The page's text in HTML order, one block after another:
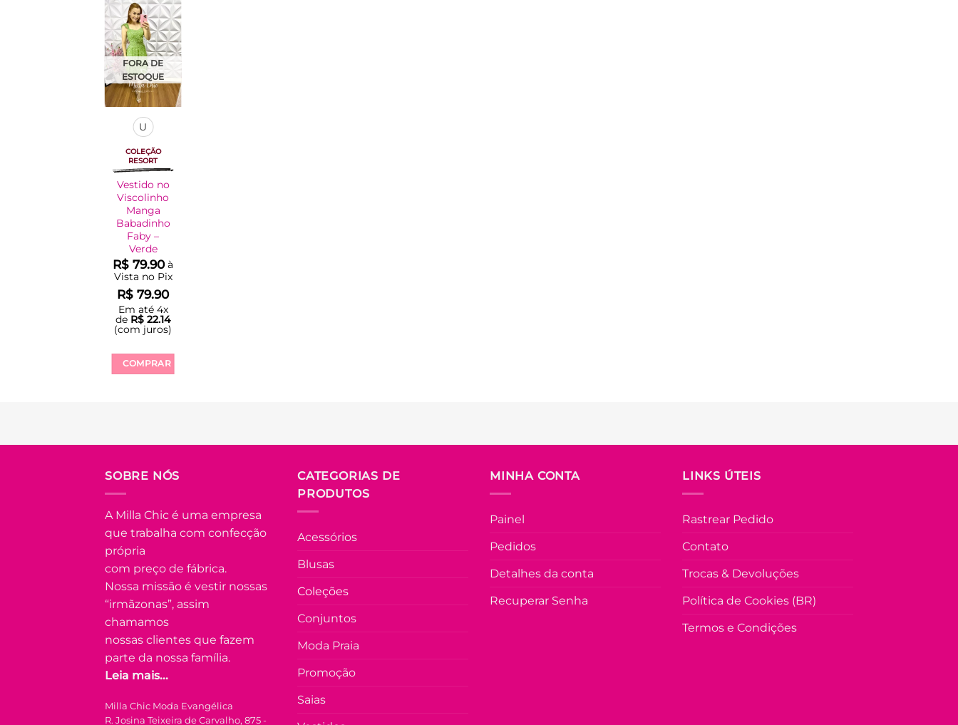
Adicionar
à Lista
FORA DE
ESTOQUE
U
COLEÇÃO
RESORT
Vestido no
Viscolinho
Manga
Babadinho
Faby –
Verde
R$ 79.90 à
Vista no Pix
R$ 79.90
Em até 4x
de R$ 22.14
(com juros)
COMPRAR
variantes.
opções
ser
escolhidas
na
página
do
produto
ESTOQUE
U
RESORT
Vestido
com Lastex
e Manga
Princesa
Carla –
Verde
Vista no Pix
Em até5x
deR$20.19
SOBRE NÓS
A Milla Chic é uma empresa
que trabalha com confecção
própria
com preço de fábrica.
Nossa missão é vestir nossas
“irmãzonas”, assim
chamamos
nossas clientes que fazem
parte da nossa família.
Leia mais...
Milla Chic Moda Evangélica
R. Josina Teixeira de Carvalho, 875 -
CATEGORIAS DE
PRODUTOS
Acessórios
Blusas
Coleções
Conjuntos
Moda Praia
Promoção
Saias
MINHA CONTA
Painel
Pedidos
Detalhes da conta
Recuperar Senha
LINKS ÚTEIS
Rastrear Pedido
Contato
Trocas & Devoluções
Política de Cookies (BR)
Termos e Condições